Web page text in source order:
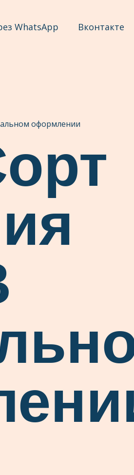
WhatsApp Вконтакте
оформлении